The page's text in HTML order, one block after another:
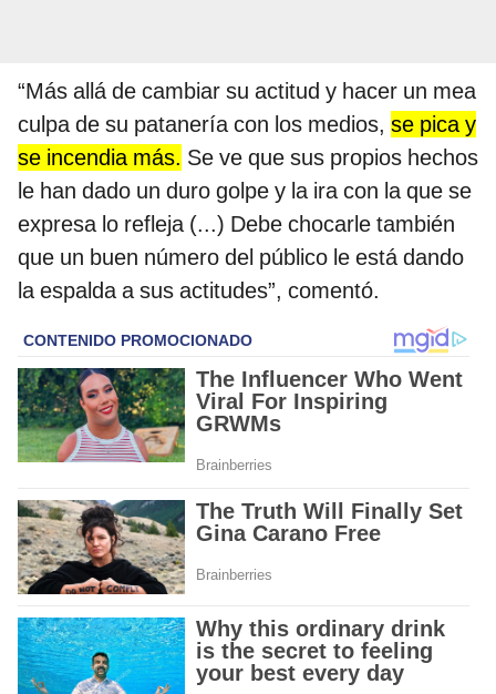
“Más allá de cambiar su actitud y hacer un mea
culpa de su patanería con los medios, se pica y
se incendia más. Se ve que sus propios hechos
le han dado un duro golpe y la ira con la que se
expresa lo refleja (...) Debe chocarle también
que un buen número del público le está dando
la espalda a sus actitudes”, comentó.